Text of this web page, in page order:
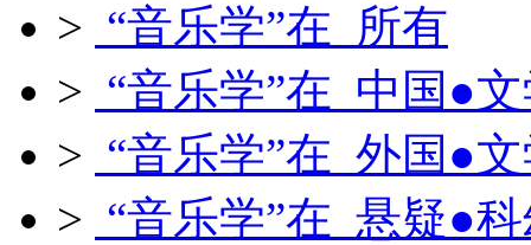
> “音乐学”在 所有
> “音乐学”在 中国●
> “音乐学”在 外国●
> “音乐学”在 悬疑●